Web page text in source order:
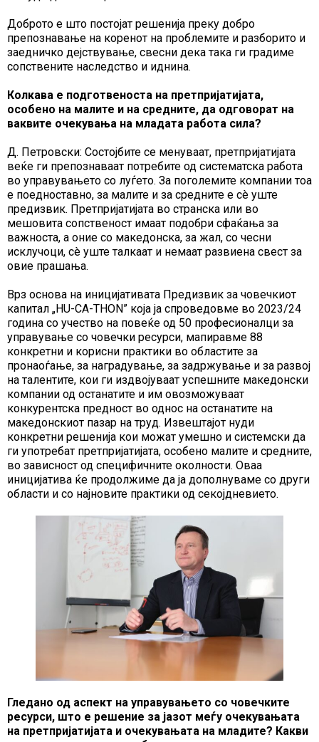
Доброто е што постојат решенија преку добро
препознавање на коренот на проблемите и разборито и
заедничко дејствување, свесни дека така ги градиме
сопствените наследство и иднина.
Колкава е подготвеноста на претпријатијата,
особено на малите и на средните, да одговорат на
ваквите очекувања на младата работа сила?
Д. Петровски: Состојбите се менуваат, претпријатијата
веќе ги препознаваат потребите од систематска работа
во управувањето со луѓето. За поголемите компании тоа
е поедноставно, за малите и за средните е сè уште
предизвик. Претпријатијата во странска или во
мешовита сопственост имаат подобри сфаќања за
важноста, а оние со македонска, за жал, со чесни
исклучоци, сè уште талкаат и немаат развиена свест за
овие прашања.
Врз основа на иницијативата Предизвик за човечкиот
капитал „HU-CA-THON” која ја спроведовме во 2023/24
година со учество на повеќе од 50 професионалци за
управување со човечки ресурси, мапиравме 88
конкретни и корисни практики во областите за
пронаоѓање, за наградување, за задржување и за развој
на талентите, кои ги издвојуваат успешните македонски
компании од останатите и им овозможуваат
конкурентска предност во однос на останатите на
македонскиот пазар на труд. Извештајот нуди
конкретни решенија кои можат умешно и системски да
ги употребат претпријатијата, особено малите и средните,
во зависност од специфичните околности. Оваа
иницијатива ќе продолжиме да ја дополнуваме со други
области и со најновите практики од секојдневието.
Гледано од аспект на управувањето со човечките
ресурси, што е решение за јазот меѓу очекувањата
на претпријатијата и очекувањата на младите? Какви